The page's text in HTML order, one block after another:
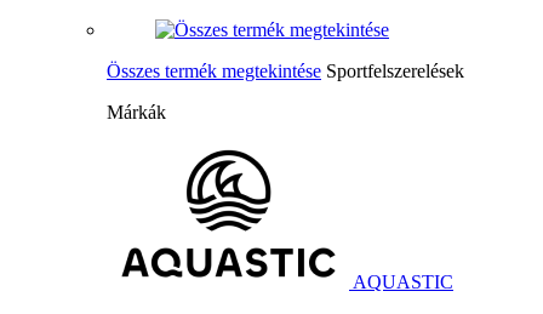
Összes termék megtekintése Sportfelszerelések
Márkák
AQUASTIC